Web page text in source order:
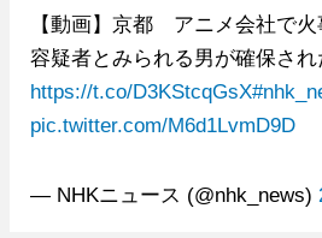
【動画】京都 アニメ会社で火
容疑者とみられる男が確保され
https://t.co/D3KStcqGsX
pic.twitter.com/M6d1LvmD9D
— NHKニュース (@nhk_news)